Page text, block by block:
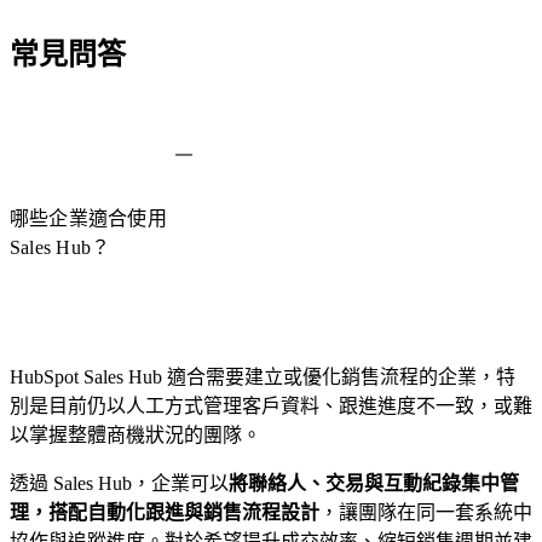
常見問答
哪些企業適合使用
Sales Hub？
HubSpot Sales Hub 適合需要建立或優化銷售流程的企業，特
別是目前仍以人工方式管理客戶資料、跟進進度不一致，或難
以掌握整體商機狀況的團隊。
透過 Sales Hub，企業可以將聯絡人、交易與互動紀錄集中管
理，搭配自動化跟進與銷售流程設計 ，讓團隊在同一套系統中